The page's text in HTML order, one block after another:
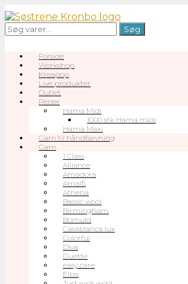
Gå
til
indhold
Søg
efter:
Søg
Forside
Workshop
Kreapop
Live produkter
Outlet
Perler
Hama Midi
1000 stk Hama midi
Hama Maxi
Garn til håndfarvning
Garn
1 Class
Alliance
Amadora
Amalfi
Athena
Bassic wool
Birmingham
Bomuld
Casablanca lux
Colorful
Diva
Duette
easy care
Elba